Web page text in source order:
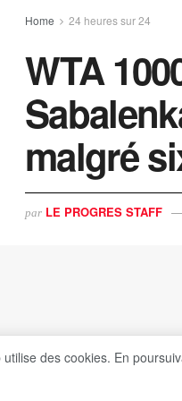
Home 24 heures sur 24
WTA
malgré
par LE PROGRES STAFF
utilise des cookies. En